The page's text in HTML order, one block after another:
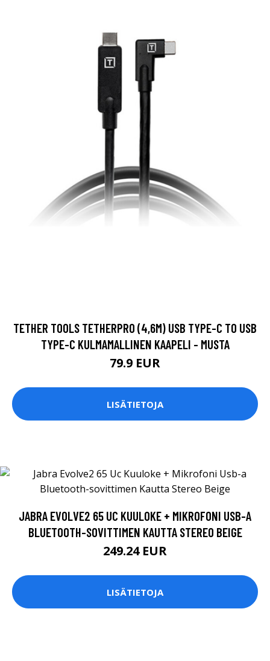
TETHER TOOLS TETHERPRO (4,6M) USB TYPE-C TO USB
TYPE-C KULMAMALLINEN KAAPELI - MUSTA
79.9 EUR
LISÄTIETOJA
JABRA EVOLVE2 65 UC KUULOKE + MIKROFONI USB-A
BLUETOOTH-SOVITTIMEN KAUTTA STEREO BEIGE
249.24 EUR
LISÄTIETOJA